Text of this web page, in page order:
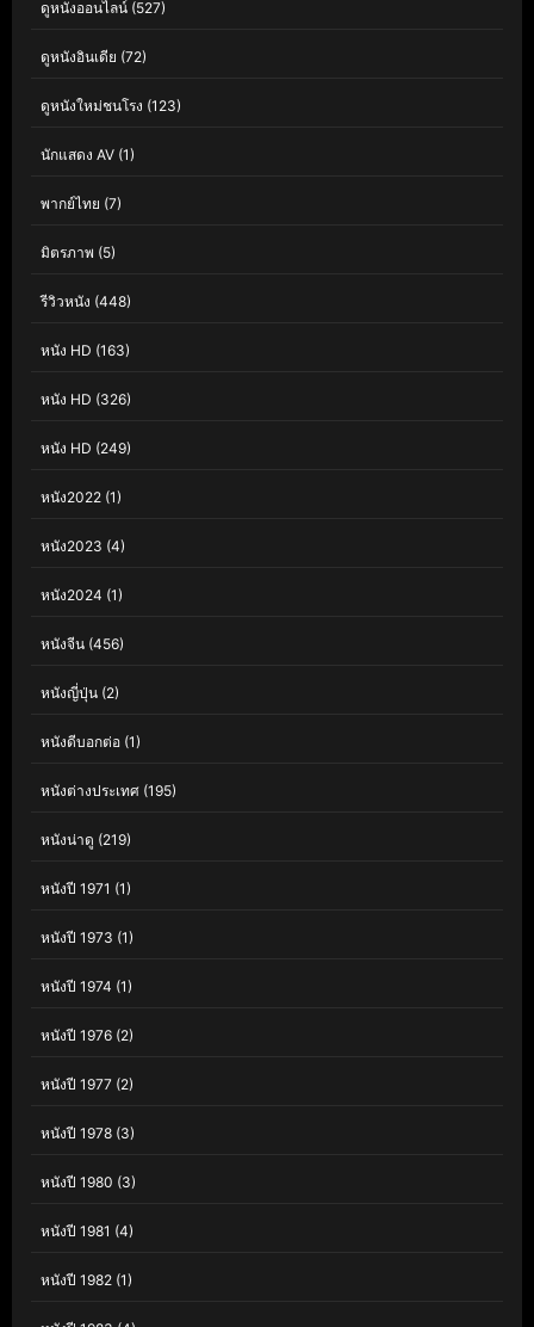
ดูหนังออนไลน์ (527)
ดูหนังอินเดีย (72)
ดูหนังใหม่ชนโรง (123)
นักแสดง AV (1)
พากย์ไทย (7)
มิตรภาพ (5)
รีวิวหนัง (448)
หนัง HD (163)
หนัง HD (326)
หนัง HD (249)
หนัง2022 (1)
หนัง2023 (4)
หนัง2024 (1)
หนังจีน (456)
หนังญี่ปุ่น (2)
หนังดีบอกต่อ (1)
หนังต่างประเทศ (195)
หนังน่าดู (219)
หนังปี 1971 (1)
หนังปี 1973 (1)
หนังปี 1974 (1)
หนังปี 1976 (2)
หนังปี 1977 (2)
หนังปี 1978 (3)
หนังปี 1980 (3)
หนังปี 1981 (4)
หนังปี 1982 (1)